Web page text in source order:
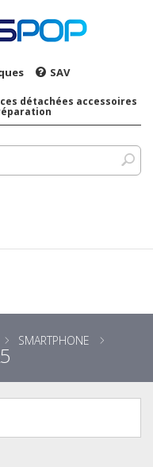
SAV
détachées accessoires
SMARTPHONE